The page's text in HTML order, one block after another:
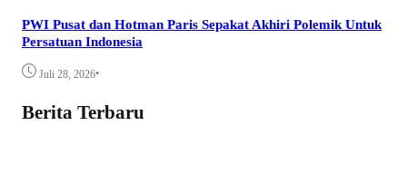
PWI Pusat dan Hotman Paris Sepakat Akhiri Polemik Untuk
Persatuan Indonesia
Juli 28, 2026•
Berita Terbaru